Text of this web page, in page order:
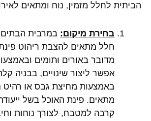
הביתית לחלל מזמין, נוח ומתאים
בחירת מיקום: במרבית
חלל מתאים להצבת ריהוט פינת
מדובר באורים ותומים
אפשר ליצור שינויים, בבניה
באמצעות מחיצת גבס או רהיט
מתאים. פינת האוכל בשל
קרבה למטבח, לצורך נוחות